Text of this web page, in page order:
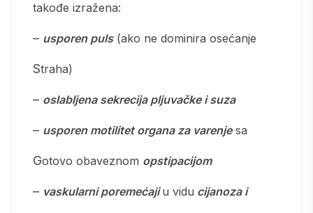
takođe izražena:
usporen puls(ako ne dominira osećanje
straha)
oslabljena sekrecija pljuvačke i suza
usporen motilitet organa za varenjesa
gotovo obaveznom opstipacijom
vaskularni poremećajiu vidu cijanoza i